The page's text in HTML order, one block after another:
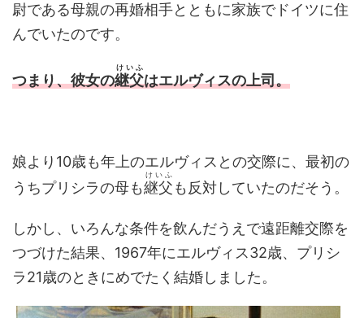
尉である母親の再婚相手とともに家族でドイツに住
んでいたのです。
つまり、彼女の継父
けいふ
はエルヴィスの上司。
娘より10歳も年上のエルヴィスとの交際に、最初の
うちプリシラの母も継父
けいふ
も反対していたのだそう。
しかし、いろんな条件を飲んだうえで遠距離交際を
つづけた結果、1967年にエルヴィス32歳、プリシ
ラ21歳のときにめでたく結婚しました。